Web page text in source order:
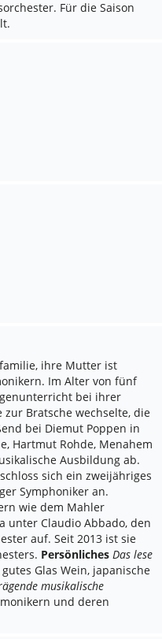
Für die Saison
ihre Mutter ist
Im Alter von fünf
bei ihrer
Bratsche wechselte, die
bei Diemut Poppen in
Hartmut Rohde, Menahem
Ausbildung ab.
sich ein zweijähriges
Symphoniker an.
wie dem Mahler
unter Claudio Abbado, den
auf. Seit 2013 ist sie
Persönliches Das lese
gutes Glas Wein, japanische
musikalische
und deren